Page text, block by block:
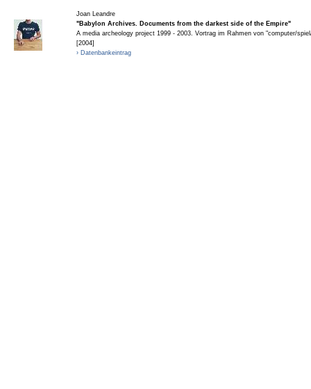
Joan Leandre
"Babylon Archives. Documents from the darkest side of the Empire"
A media archeology project 1999 - 2003. Vortrag im Rahmen von "computer/
[2004]
› Datenbankeintrag